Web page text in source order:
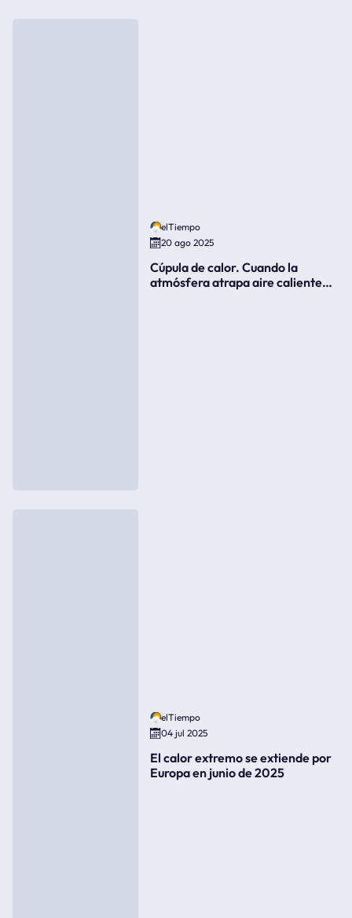
elTiempo
20 ago 2025
Cúpula de calor. Cuando la
atmósfera atrapa aire caliente
elTiempo
04 jul 2025
El calor extremo se extiende por
Europa en junio de 2025